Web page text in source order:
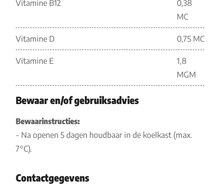
Vitamine B12
0,38
MC
Vitamine D 0,75 MC
Vitamine E
1,8
MGM
Bewaar en/of gebruiksadvies
Bewaarinstructies:
- Na openen 5 dagen houdbaar in de koelkast (max.
7°C).
Contactgegevens